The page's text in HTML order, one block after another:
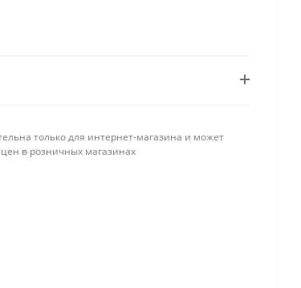
только для интернет-магазина и может
цен в розничных магазинах